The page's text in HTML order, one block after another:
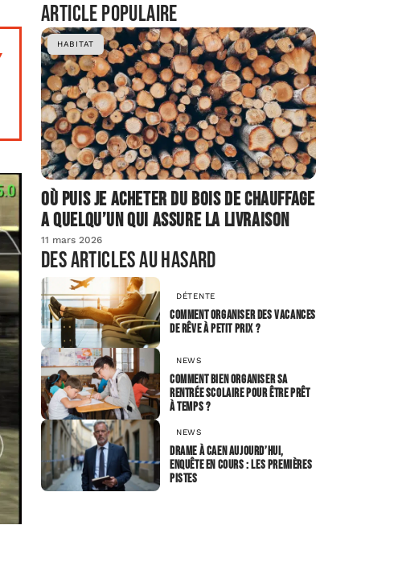
Article populaire
HABITAT
Où puis je acheter du bois de chauffage
a quelqu’un qui assure la livraison
11 mars 2026
Des articles au hasard
DÉTENTE
Comment organiser des vacances
de rêve à petit prix ?
NEWS
Comment bien organiser sa
rentrée scolaire pour être prêt
à temps ?
NEWS
Drame à Caen Aujourd’hui,
enquête en cours : les premières
pistes